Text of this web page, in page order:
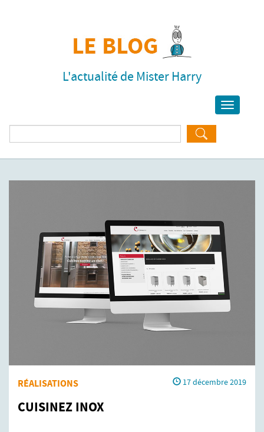
L'actualité de Mister Harry
Toggle
Rechercher :
RÉALISATIONS 17 décembre 2019
CUISINEZ INOX